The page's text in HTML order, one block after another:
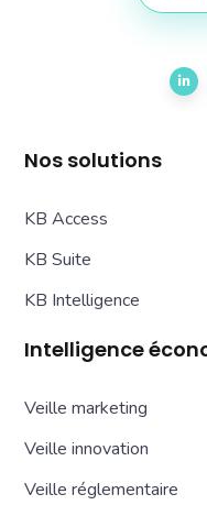
Nos solutions
KB Access
KB Suite
KB Intelligence
Intelligence
Veille marketing
Veille innovation
Veille réglementaire